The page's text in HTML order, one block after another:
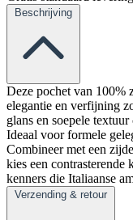
Beschrijving
Deze pochet van 100%
elegantie en verfijning
glans en soepele
Ideaal voor formele
Combineer met een
kies een contrasterende
kenners die Italiaanse
Verzending & retour